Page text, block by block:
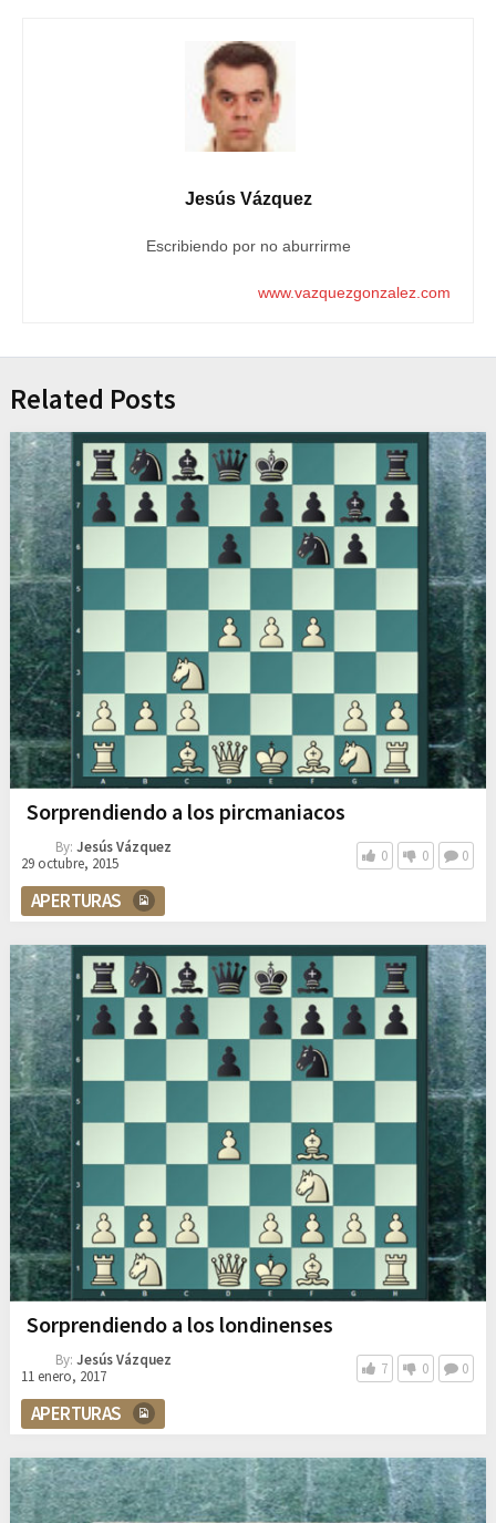
Jesús Vázquez
Escribiendo por no aburrirme
www.vazquezgonzalez.com
Related Posts
Sorprendiendo a los pircmaniacos
By: Jesús Vázquez
29 octubre, 2015
0 0 0
APERTURAS
Sorprendiendo a los londinenses
By: Jesús Vázquez
11 enero, 2017
7 0 0
APERTURAS